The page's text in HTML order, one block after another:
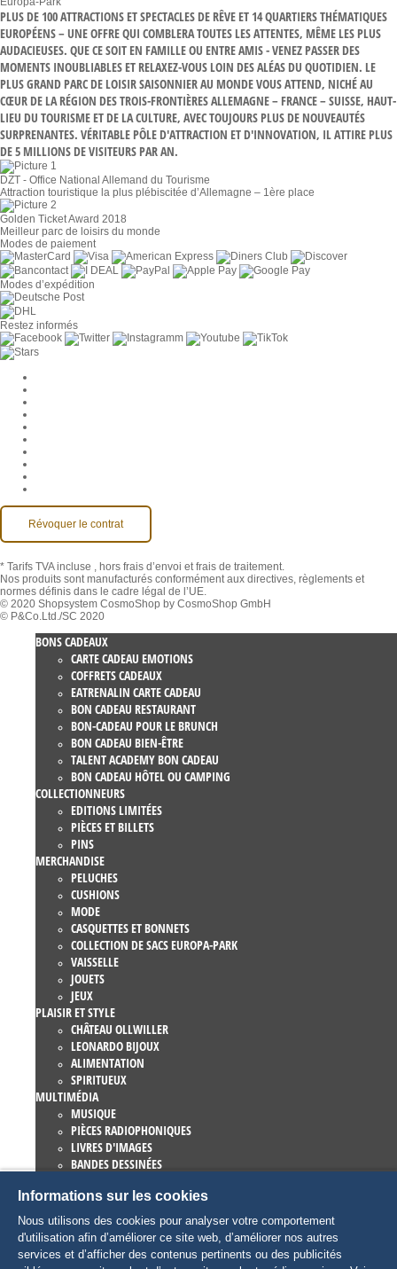
PLUS DE 100 ATTRACTIONS ET SPECTACLES DE RÊVE ET 14 QUARTIERS THÉMATIQUES
EUROPÉENS – UNE OFFRE QUI COMBLERA TOUTES LES ATTENTES, MÊME LES PLUS
AUDACIEUSES. QUE CE SOIT EN FAMILLE OU ENTRE AMIS - VENEZ PASSER DES
MOMENTS INOUBLIABLES ET RELAXEZ-VOUS LOIN DES ALÉAS DU QUOTIDIEN. LE
PLUS GRAND PARC DE LOISIR SAISONNIER AU MONDE VOUS ATTEND, NICHÉ AU
CŒUR DE LA RÉGION DES TROIS-FRONTIÈRES ALLEMAGNE – FRANCE – SUISSE, HAUT-
LIEU DU TOURISME ET DE LA CULTURE, AVEC TOUJOURS PLUS DE NOUVEAUTÉS
SURPRENANTES. VÉRITABLE PÔLE D'ATTRACTION ET D'INNOVATION, IL ATTIRE PLUS
DE 5 MILLIONS DE VISITEURS PAR AN.
DZT - Office National Allemand du Tourisme
Attraction touristique la plus plébiscitée d’Allemagne – 1ère place
Golden Ticket Award 2018
Meilleur parc de loisirs du monde
Modes de paiement
Modes d’expédition
Restez informés
Révoquer le contrat
* Tarifs TVA incluse , hors frais d’envoi et frais de traitement.
Nos produits sont manufacturés conformément aux directives, règlements et
normes définis dans le cadre légal de l’UE.
© 2020 Shopsystem CosmoShop by CosmoShop GmbH
© P&Co.Ltd./SC 2020
BONS CADEAUX
CARTE CADEAU EMOTIONS
COFFRETS CADEAUX
EATRENALIN CARTE CADEAU
BON CADEAU RESTAURANT
BON-CADEAU POUR LE BRUNCH
BON CADEAU BIEN-ÊTRE
TALENT ACADEMY BON CADEAU
BON CADEAU HÔTEL OU CAMPING
COLLECTIONNEURS
EDITIONS LIMITÉES
PIÈCES ET BILLETS
PINS
MERCHANDISE
PELUCHES
CUSHIONS
MODE
CASQUETTES ET BONNETS
COLLECTION DE SACS EUROPA-PARK
VAISSELLE
JOUETS
JEUX
PLAISIR ET STYLE
CHÂTEAU OLLWILLER
LEONARDO BIJOUX
ALIMENTATION
SPIRITUEUX
MULTIMÉDIA
MUSIQUE
PIÈCES RADIOPHONIQUES
LIVRES D'IMAGES
BANDES DESSINÉES
EUROPA-PARK LIVRES
JEUX ET FILMS
COLLECTIONS
EUROPA-PARK ATTRACTIONS
TRAUMATICA – FESTIVAL OF FEAR
Informations sur les cookies
Nous utilisons des cookies pour analyser votre comportement
d'utilisation afin d’améliorer ce site web, d’améliorer nos autres
services et d’afficher des contenus pertinents ou des publicités